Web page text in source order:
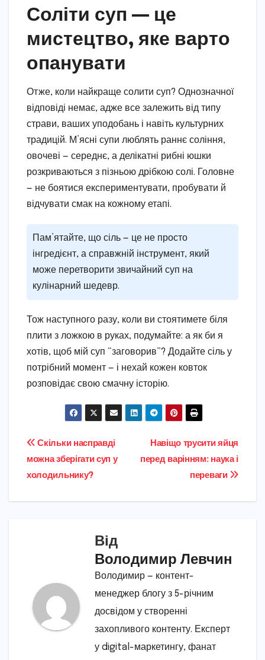
Соліти суп — це
мистецтво, яке варто
опанувати
Отже, коли найкраще солити суп? Однозначної
відповіді немає, адже все залежить від типу
страви, ваших уподобань і навіть культурних
традицій. М’ясні супи люблять раннє соління,
овочеві — середнє, а делікатні рибні юшки
розкриваються з пізньою дрібкою солі. Головне
— не боятися експериментувати, пробувати й
відчувати смак на кожному етапі.
Пам’ятайте, що сіль — це не просто
інгредієнт, а справжній інструмент, який
може перетворити звичайний суп на
кулінарний шедевр.
Тож наступного разу, коли ви стоятимете біля
плити з ложкою в руках, подумайте: а як би я
хотів, щоб мій суп “заговорив”? Додайте сіль у
потрібний момент — і нехай кожен ковток
розповідає свою смачну історію.
Навігація
записів
Навіщо трусити яйця
перед варінням: наука і
переваги
Скільки насправді
можна зберігати суп у
холодильнику?
Від
Володимир Левчин
Володимир — контент-
менеджер блогу з 5-річним
досвідом у створенні
захопливого контенту. Експерт
у digital-маркетингу, фанат